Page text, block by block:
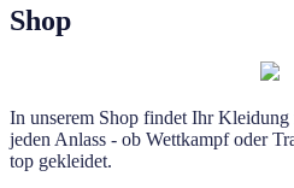
Shop
In unserem Shop findet Ihr
jeden Anlass - ob Wettkampf oder
top gekleidet.